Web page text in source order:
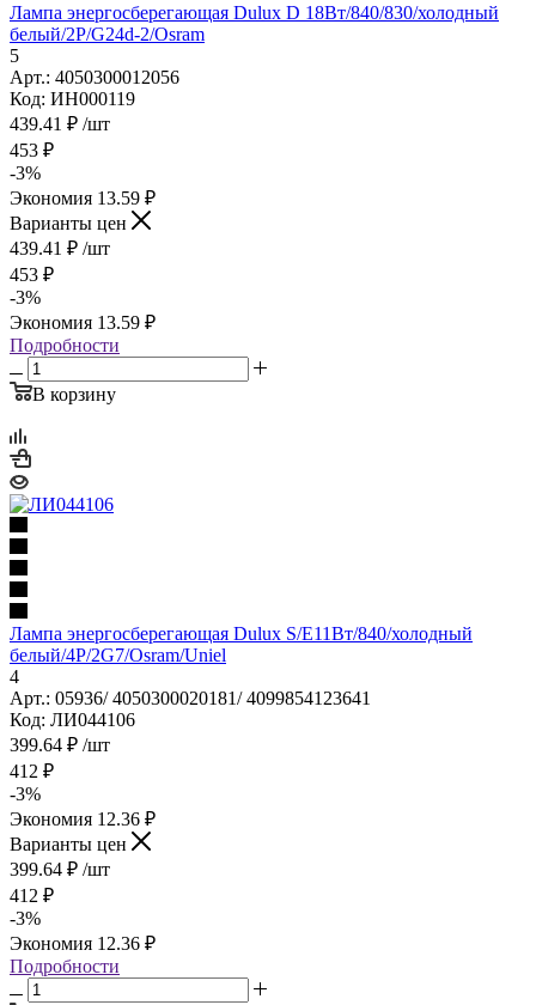
Лампа энергосберегающая Dulux D 18Вт/840/830/холодный
белый/2Р/G24d-2/Osram
5
Арт.: 4050300012056
Код: ИН000119
439.41 ₽ /шт
453 ₽
-3%
Экономия 13.59 ₽
Варианты цен
439.41 ₽ /шт
453 ₽
-3%
Экономия 13.59 ₽
Подробности
В корзину
Лампа энергосберегающая Dulux S/E11Вт/840/холодный
белый/4Р/2G7/Osram/Uniel
4
Арт.: 05936/ 4050300020181/ 4099854123641
Код: ЛИ044106
399.64 ₽ /шт
412 ₽
-3%
Экономия 12.36 ₽
Варианты цен
399.64 ₽ /шт
412 ₽
-3%
Экономия 12.36 ₽
Подробности